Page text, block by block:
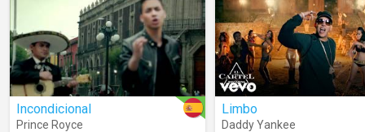
Incondicional
Prince Royce
Limbo
Daddy Yankee